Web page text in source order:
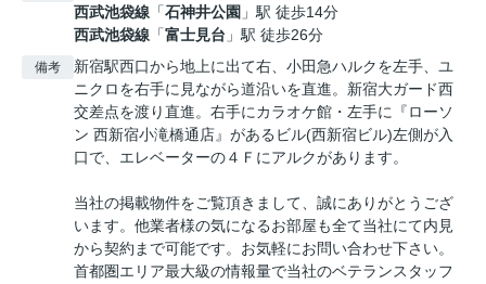
西武池袋線 「石神井公園 」駅 徒歩14分
西武池袋線 「富士見台 」駅 徒歩26分
備考
新宿駅西口から地上に出て右、小田急ハルクを左手、ユ
ニクロを右手に見ながら道沿いを直進。新宿大ガード西
交差点を渡り直進。右手にカラオケ館・左手に『ローソ
ン 西新宿小滝橋通店』があるビル(西新宿ビル)左側が入
口で、エレベーターの４Ｆにアルクがあります。
当社の掲載物件をご覧頂きまして、誠にありがとうござ
います。他業者様の気になるお部屋も全て当社にて内見
から契約まで可能です。お気軽にお問い合わせ下さい。
首都圏エリア最大級の情報量で当社のベテランスタッフ